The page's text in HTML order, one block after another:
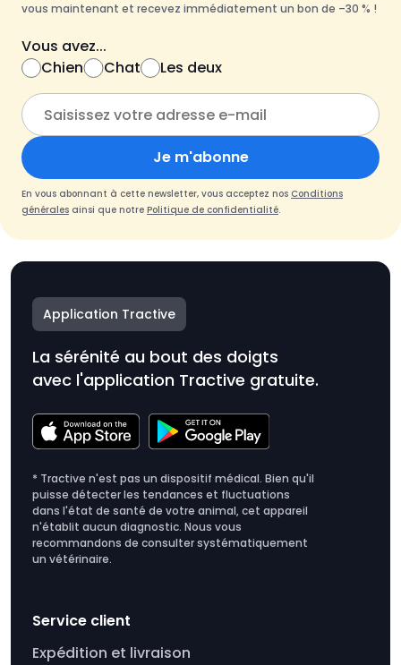
vous maintenant et recevez immédiatement un bon de –30 % !
Vous avez...
Chien
Chat Les deux
Je m'abonne
En vous abonnant à cette newsletter, vous acceptez nos Conditions
générales ainsi que notre Politique de confidentialité.
Application Tractive
La sérénité au bout des doigts
avec l'application Tractive gratuite.
* Tractive n'est pas un dispositif médical. Bien qu'il
puisse détecter les tendances et fluctuations
dans l'état de santé de votre animal, cet appareil
n'établit aucun diagnostic. Nous vous
recommandons de consulter systématiquement
un vétérinaire.
Service client
Expédition et livraison